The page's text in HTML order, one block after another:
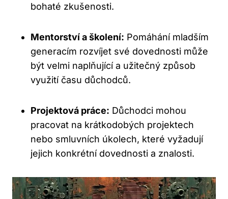
bohaté zkušenosti.
Mentorství a školení: Pomáhání mladším
generacím rozvíjet své dovednosti může
být velmi naplňující a užitečný způsob
využití času důchodců.
Projektová práce: Důchodci mohou
pracovat na krátkodobých projektech
nebo smluvních úkolech, které vyžadují
jejich konkrétní dovednosti a znalosti.